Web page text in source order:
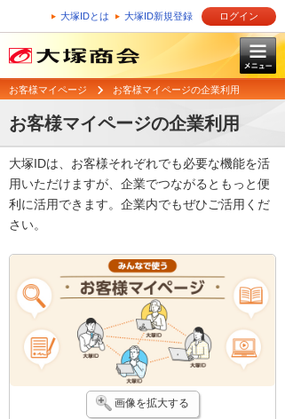
大塚IDとは 大塚ID新規登録 ログイン
お客様マイページ お客様マイページの企業利用
お客様マイページの企業利用
大塚IDは、お客様それぞれでも必要な機能を活
用いただけますが、企業でつながるともっと便
利に活用できます。企業内でもぜひご活用くだ
さい。
画像を拡大する